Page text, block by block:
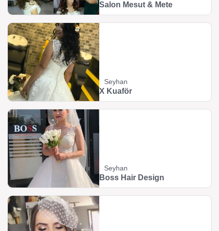
Salon Mesut & Mete
Seyhan
X Kuaför
Seyhan
Boss Hair Design